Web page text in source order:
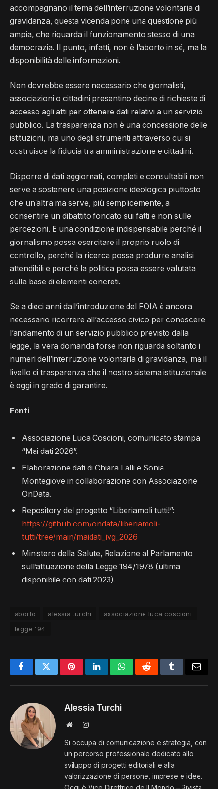
accompagnano il tema dell’interruzione volontaria di
gravidanza, questa vicenda pone una questione più
ampia, che riguarda il funzionamento stesso di una
democrazia. Il punto, infatti, non è l’aborto in sé, ma la
disponibilità delle informazioni.
Non dovrebbe essere necessario che giornalisti,
associazioni o cittadini presentino decine di richieste di
accesso agli atti per ottenere dati relativi a un servizio
pubblico. La trasparenza non è una concessione delle
istituzioni, ma uno degli strumenti attraverso cui si
costruisce la fiducia tra amministrazione e cittadini.
Disporre di dati aggiornati, completi e consultabili non
serve a sostenere una posizione ideologica piuttosto
che un’altra ma serve, più semplicemente, a
consentire un dibattito fondato sui fatti e non sulle
percezioni. È una condizione indispensabile perché il
giornalismo possa esercitare il proprio ruolo di
controllo, perché la ricerca possa produrre analisi
attendibili e perché la politica possa essere valutata
sulla base di elementi concreti.
Se a dieci anni dall’introduzione del FOIA è ancora
necessario ricorrere all’accesso civico per conoscere
l’andamento di un servizio pubblico previsto dalla
legge, la vera domanda forse non riguarda soltanto i
numeri dell’interruzione volontaria di gravidanza, ma il
livello di trasparenza che il nostro sistema istituzionale
è oggi in grado di garantire.
Fonti
Associazione Luca Coscioni, comunicato stampa
“Mai dati 2026”.
Elaborazione dati di Chiara Lalli e Sonia
Montegiove in collaborazione con Associazione
OnData.
Repository del progetto “Liberiamoli tutti!”:
https://github.com/ondata/liberiamoli-
tutti/tree/main/maidati_ivg_2026
Ministero della Salute, Relazione al Parlamento
sull’attuazione della Legge 194/1978 (ultima
disponibile con dati 2023).
aborto alessia turchi
associazione luca coscioni
legge 194
FacebookTwitterPinterestLinkedInWhatsappRedditTumblrE-
Alessia Turchi
Sito
Instagram
Si occupa di comunicazione e strategia, con
un percorso professionale dedicato allo
sviluppo di progetti editoriali e alla
valorizzazione di persone, imprese e idee.
Oggi è Vice Direttrice de Il Mondo – Rivista,